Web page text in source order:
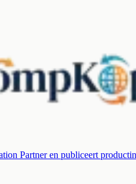
Partner en publiceert